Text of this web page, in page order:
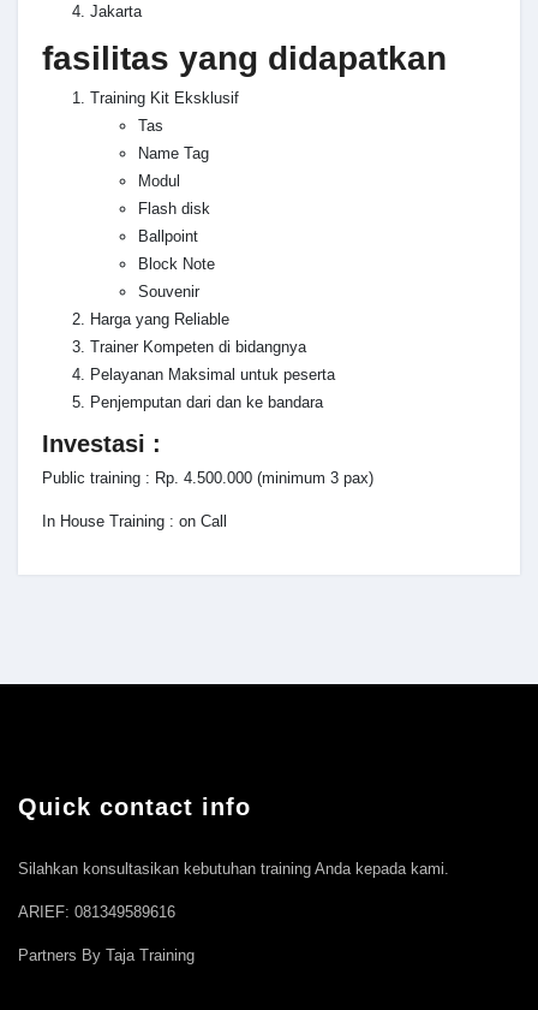
Jakarta
fasilitas yang didapatkan
Training Kit Eksklusif
Tas
Name Tag
Modul
Flash disk
Ballpoint
Block Note
Souvenir
Harga yang Reliable
Trainer Kompeten di bidangnya
Pelayanan Maksimal untuk peserta
Penjemputan dari dan ke bandara
Investasi :
Public training : Rp. 4.500.000 (minimum 3 pax)
In House Training : on Call
Quick contact info
Silahkan konsultasikan kebutuhan training Anda kepada kami.
ARIEF: 081349589616
Partners By Taja Training